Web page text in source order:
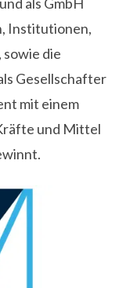
Institutionen,
die
Gesellschafter
mit einem
und Mittel